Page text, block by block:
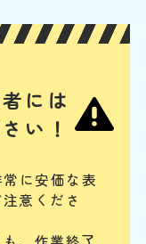
W3,300円 0円〜
棚の小さい置物、子ど
つまらせた場合は、ス
留まる可能性がありま
さい。
流した
には
い！
に安価な表
意くださ